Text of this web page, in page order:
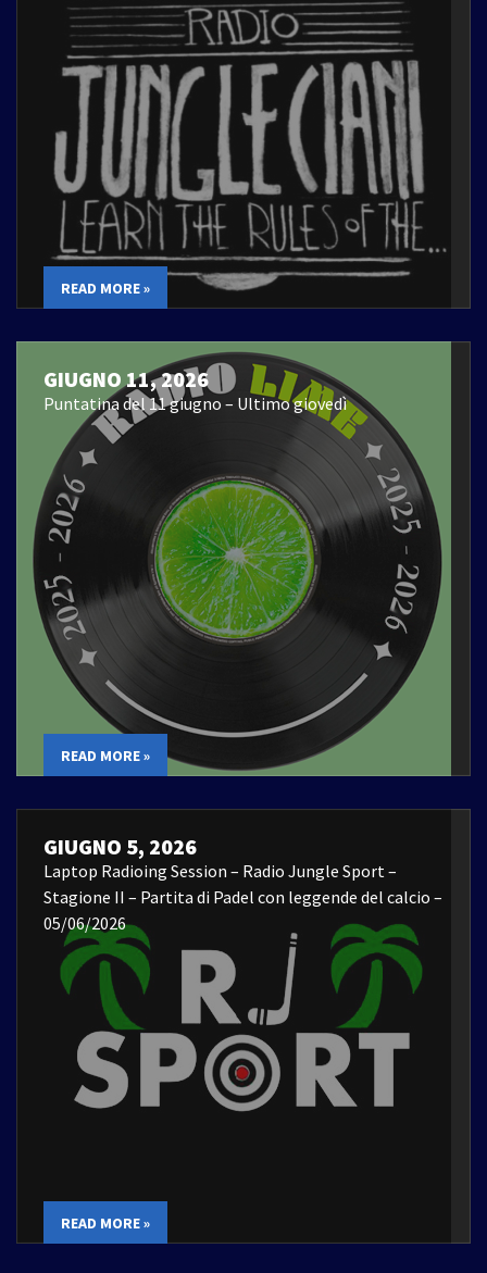
READ MORE »
GIUGNO 11, 2026
Puntatina del 11 giugno – Ultimo giovedì
READ MORE »
GIUGNO 5, 2026
Laptop Radioing Session – Radio Jungle Sport –
Stagione II – Partita di Padel con leggende del calcio –
05/06/2026
READ MORE »